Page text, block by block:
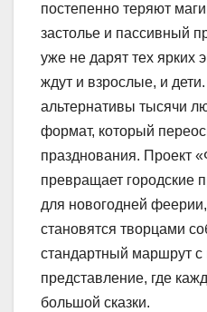
постепенно теряют
застолье и пассивный
уже не дарят тех ярких
ждут и взрослые, и
альтернативы тысячи
формат, который
празднования. Проект
превращает городские
для новогодней феерии,
становятся творцами
стандартный маршрут
представление, где
большой сказки.